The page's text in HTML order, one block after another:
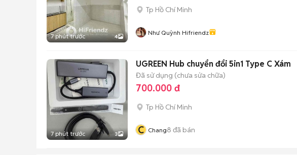
7 phút trước 4
Tp Hồ Chí Minh
Như Quỳnh Hifriendz
7 phút trước 3
UGREEN Hub chuyển đổi 5in1 Type C Xám
Đã sử dụng (chưa sửa chữa)
700.000 đ
Tp Hồ Chí Minh
C Chang8 đã bán